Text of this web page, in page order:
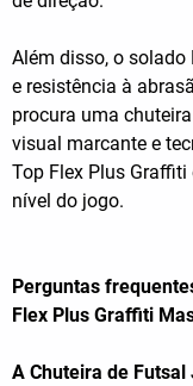
Além disso, o solado
e resistência à
procura uma
visual marcante e
Top Flex Plus
nível do jogo.
Perguntas
Flex Plus Graffiti
A Chuteira de